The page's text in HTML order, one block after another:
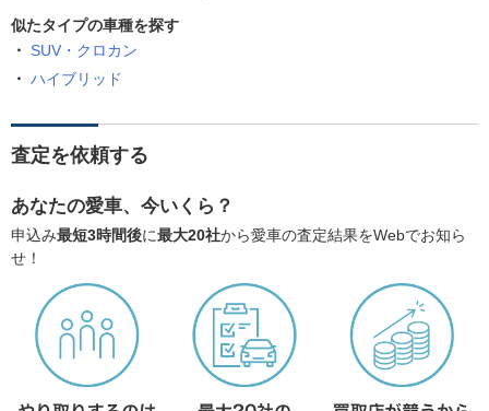
似たタイプの車種を探す
SUV・クロカン
ハイブリッド
査定を依頼する
あなたの愛車、今いくら？
申込み最短3時間後に最大20社から愛車の査定結果をWebでお知ら
せ！